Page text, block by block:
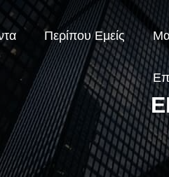
Περίπου Εμείς